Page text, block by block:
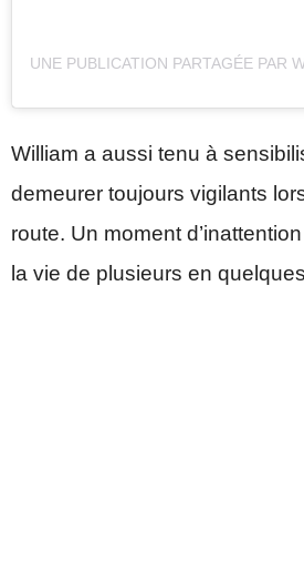
William a aussi tenu à
demeurer toujours vigilants
route. Un moment
la vie de plusieurs en